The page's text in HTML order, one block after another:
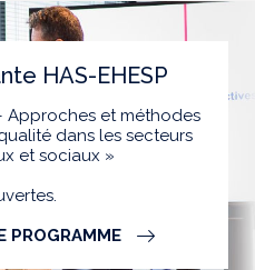
HAS-EHESP
Approches et méthodes
dans les secteurs
et sociaux »
PROGRAMME